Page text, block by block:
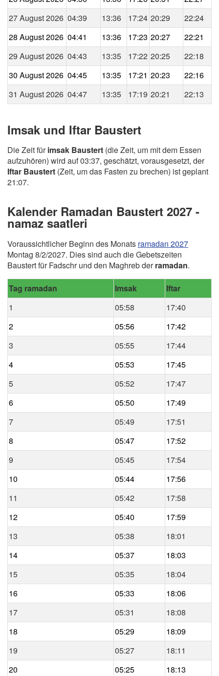
27 August 2026 04:39 13:36 17:24 20:29
22:24
28 August 2026 04:41 13:36 17:23 20:27
22:21
29 August 2026 04:43 13:35 17:22 20:25
22:18
30 August 2026 04:45 13:35 17:21 20:23
22:16
31 August 2026 04:47 13:35 17:19 20:21 22:13
Imsak und Iftar Baustert
Die Zeit fürimsak Baustert (die Zeit, um mit dem Essen
aufzuhören) wird auf 03:37, geschätzt, vorausgesetzt, der
Iftar Baustert (Zeit, um das Fasten zu brechen) ist geplant
21:07.
Kalender Ramadan Baustert 2027 -
namaz saatleri
Voraussichtlicher Beginn des Monats ramadan 2027
Montag 8/2/2027. Dies sind auch die Gebetszeiten
Baustert für Fadschr und den Maghreb derramadan.
Tag ramadan Imsak
Iftar
1
05:58
17:40
2
05:56
17:42
3
05:55
17:44
4
05:53
17:45
5
05:52
17:47
6
05:50
17:49
7
05:49
17:51
8
05:47
17:52
9
05:45
17:54
10
05:44
17:56
11
05:42
17:58
12
05:40
17:59
13
05:38
18:01
14
05:37
18:03
15
05:35
18:04
16
05:33
18:06
17
05:31
18:08
18
05:29
18:09
19
05:27
18:11
20
05:25
18:13